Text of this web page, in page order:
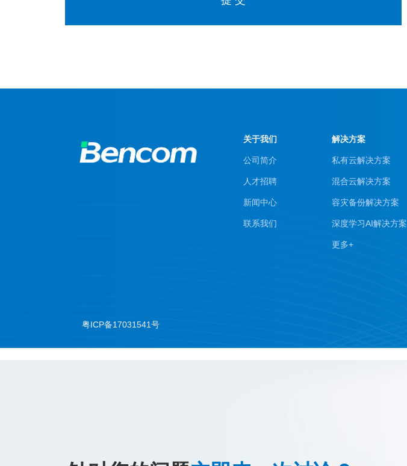
关于我们
公司简介
人才招聘
新闻中心
联系我们
解决方案
私有云解决方案
混合云解决方案
容灾备份解决方案
深度学习AI解决方案
更多+
粤ICP备17031541号